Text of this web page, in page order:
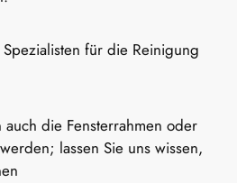
für die Reinigung
auch die Fensterrahmen oder
lassen Sie uns wissen,